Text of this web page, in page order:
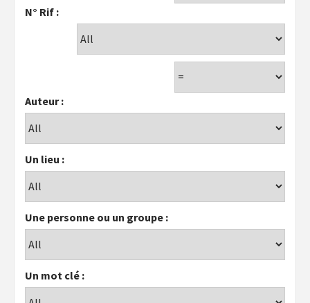
N° Rif :
Auteur :
Un lieu :
Une personne ou un groupe :
Un mot clé :